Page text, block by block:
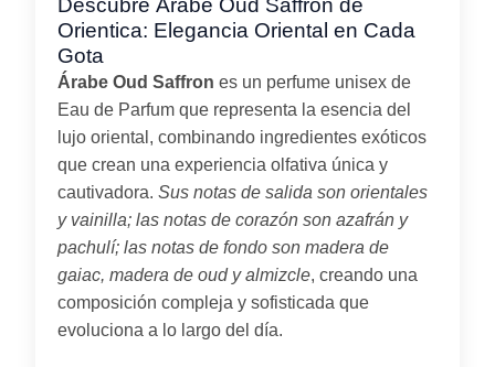
Orientica: Elegancia Oriental en Cada
Gota
Árabe Oud Saffron es un perfume unisex de
Eau de Parfum que representa la esencia del
lujo oriental, combinando ingredientes exóticos
que crean una experiencia olfativa única y
cautivadora. Sus notas de salida son orientales
y vainilla; las notas de corazón son azafrán y
pachulí; las notas de fondo son madera de
gaiac, madera de oud y almizcle, creando una
composición compleja y sofisticada que
evoluciona a lo largo del día.